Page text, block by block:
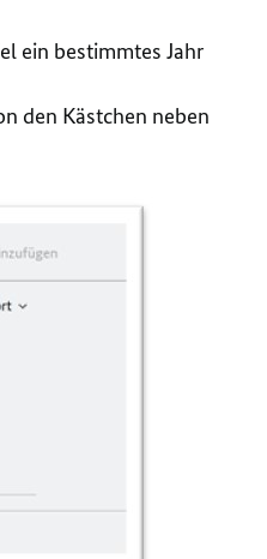
ein bestimmtes Jahr
den Kästchen neben